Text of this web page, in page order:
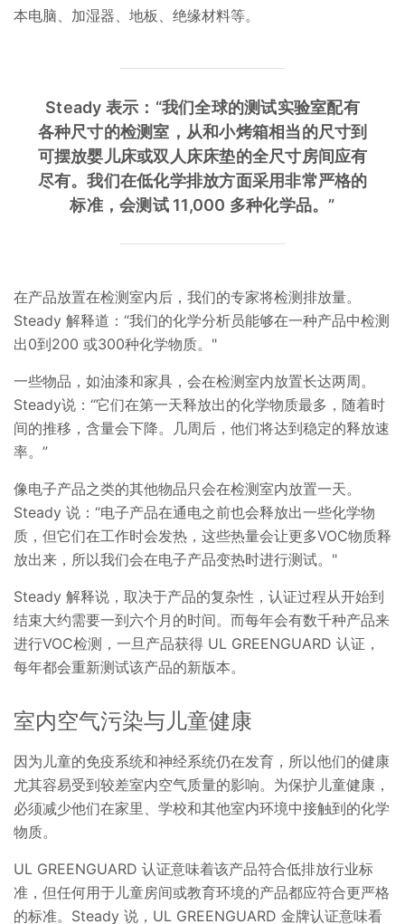
本电脑、加湿器、地板、绝缘材料等。
Steady 表示：“我们全球的测试实验室配有
各种尺寸的检测室，从和小烤箱相当的尺寸到
可摆放婴儿床或双人床床垫的全尺寸房间应有
尽有。我们在低化学排放方面采用非常严格的
标准，会测试 11,000 多种化学品。”
在产品放置在检测室内后，我们的专家将检测排放量。
Steady 解释道：“我们的化学分析员能够在一种产品中检测
出0到200 或300种化学物质。"
一些物品，如油漆和家具，会在检测室内放置长达两周。
Steady说：“它们在第一天释放出的化学物质最多，随着时
间的推移，含量会下降。几周后，他们将达到稳定的释放速
率。”
像电子产品之类的其他物品只会在检测室内放置一天。
Steady 说：“电子产品在通电之前也会释放出一些化学物
质，但它们在工作时会发热，这些热量会让更多VOC物质释
放出来，所以我们会在电子产品变热时进行测试。"
Steady 解释说，取决于产品的复杂性，认证过程从开始到
结束大约需要一到六个月的时间。而每年会有数千种产品来
进行VOC检测，一旦产品获得 UL GREENGUARD 认证，
每年都会重新测试该产品的新版本。
室内空气污染与儿童健康
因为儿童的免疫系统和神经系统仍在发育，所以他们的健康
尤其容易受到较差室内空气质量的影响。为保护儿童健康，
必须减少他们在家里、学校和其他室内环境中接触到的化学
物质。
UL GREENGUARD 认证意味着该产品符合低排放行业标
准，但任何用于儿童房间或教育环境的产品都应符合更严格
的标准。Steady 说，UL GREENGUARD 金牌认证意味看